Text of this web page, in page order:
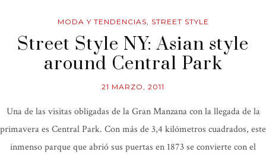
MODA Y TENDENCIAS, STREET STYLE
Street Style NY: Asian style
around Central Park
21 MARZO, 2011
Una de las visitas obligadas de la Gran Manzana con la llegada de la
primavera es Central Park. Con más de 3,4 kilómetros cuadrados, este
inmenso parque que abrió sus puertas en 1873 se convierte con el